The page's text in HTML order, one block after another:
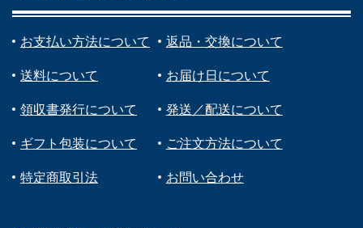
お支払い方法について 返品・交換について
送料について お届け日について
領収書発行について 発送／配送について
ギフト包装について ご注文方法について
特定商取引法 お問い合わせ